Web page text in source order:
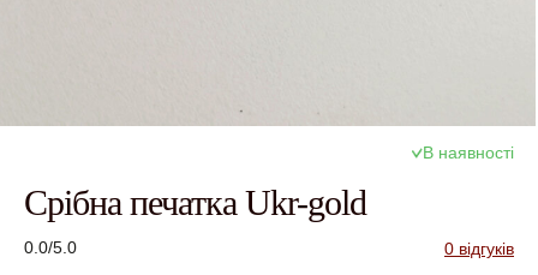
В наявності
Срібна печатка Ukr-gold
0.0/5.0 0 відгуків